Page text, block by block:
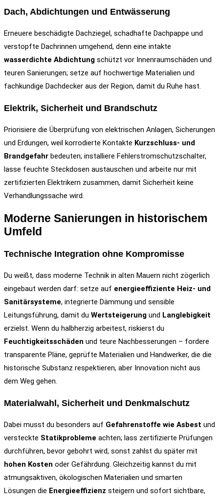
Dach, Abdichtungen und Entwässerung
Erneuere beschädigte Dachziegel, schadhafte Dachpappe und
verstopfte Dachrinnen umgehend, denn eine intakte
wasserdichte Abdichtung schützt vor Innenraumschäden und
teuren Sanierungen; setze auf hochwertige Materialien und
fachkundige Dachdecker aus der Region, damit du Ruhe hast.
Elektrik, Sicherheit und Brandschutz
Priorisiere die Überprüfung von elektrischen Anlagen, Sicherungen
und Erdungen, weil korrodierte Kontakte Kurzschluss- und
Brandgefahr bedeuten; installiere Fehlerstromschutzschalter,
lasse feuchte Steckdosen austauschen und arbeite nur mit
zertifizierten Elektrikern zusammen, damit Sicherheit keine
Verhandlungssache wird.
Moderne Sanierungen in historischem
Umfeld
Technische Integration ohne Kompromisse
Du weißt, dass moderne Technik in alten Mauern nicht zögerlich
eingebaut werden darf: setze auf energieeffiziente Heiz- und
Sanitärsysteme, integrierte Dämmung und sensible
Leitungsführung, damit du Wertsteigerung und Langlebigkeit
erzielst. Wenn du halbherzig arbeitest, riskierst du
Feuchtigkeitsschäden und teure Nachbesserungen – fordere
transparente Pläne, geprüfte Materialien und Handwerker, die die
historische Substanz respektieren, aber Innovation nicht aus
dem Weg gehen.
Materialwahl, Sicherheit und Denkmalschutz
Dabei musst du besonders auf Gefahrenstoffe wie Asbest und
versteckte Statikprobleme achten; lass zertifizierte Prüfungen
durchführen, bevor gebohrt wird, sonst zahlst du später mit
hohen Kosten oder Gefährdung. Gleichzeitig kannst du mit
atmungsaktiven, ökologischen Materialien und smarten
Lösungen die Energieeffizienz steigern und sofort sichtbare,